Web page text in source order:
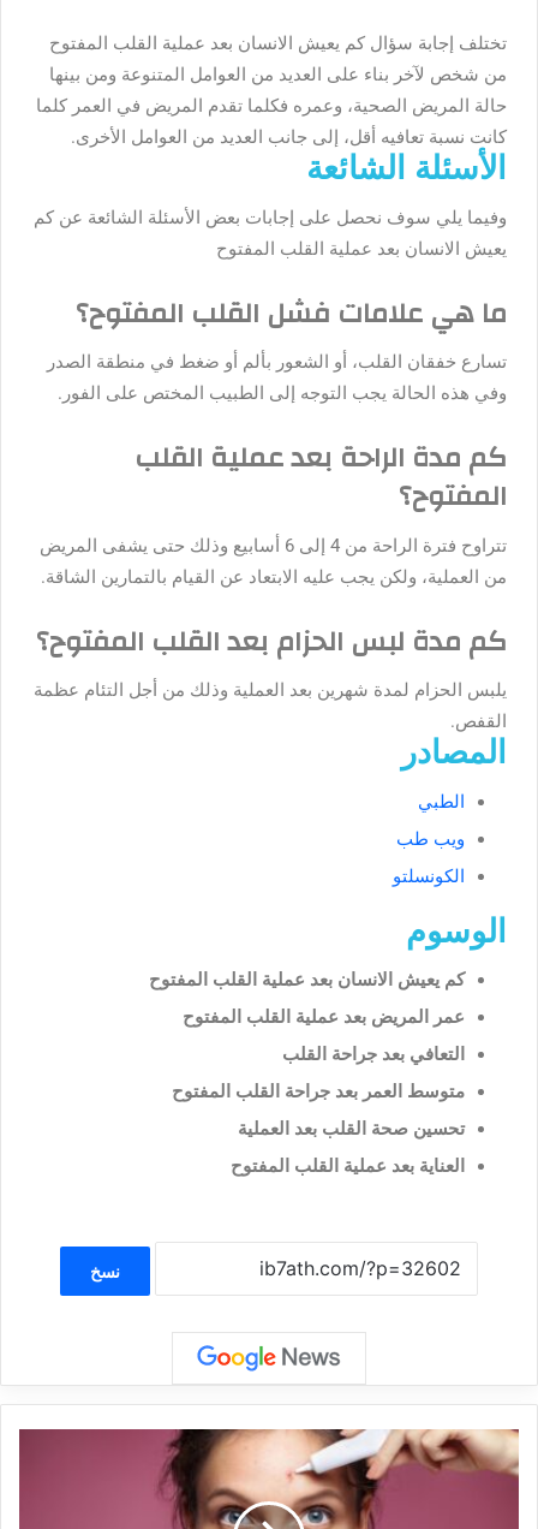
تختلف إجابة سؤال كم يعيش الانسان بعد عملية القلب المفتوح
من شخص لآخر بناء على العديد من العوامل المتنوعة ومن بينها
حالة المريض الصحية، وعمره فكلما تقدم المريض في العمر كلما
كانت نسبة تعافيه أقل، إلى جانب العديد من العوامل الأخرى.
الأسئلة الشائعة
وفيما يلي سوف نحصل على إجابات بعض الأسئلة الشائعة عن كم
يعيش الانسان بعد عملية القلب المفتوح
ما هي علامات فشل القلب المفتوح؟
تسارع خفقان القلب، أو الشعور بألم أو ضغط في منطقة الصدر
وفي هذه الحالة يجب التوجه إلى الطبيب المختص على الفور.
كم مدة الراحة بعد عملية القلب
المفتوح؟
تتراوح فترة الراحة من 4 إلى 6 أسابيع وذلك حتى يشفى المريض
من العملية، ولكن يجب عليه الابتعاد عن القيام بالتمارين الشاقة.
كم مدة لبس الحزام بعد القلب المفتوح؟
يلبس الحزام لمدة شهرين بعد العملية وذلك من أجل التئام عظمة
القفص.
المصادر
الطبي
ويب طب
الكونسلتو
الوسوم
كم يعيش الانسان بعد عملية القلب المفتوح
عمر المريض بعد عملية القلب المفتوح
التعافي بعد جراحة القلب
متوسط العمر بعد جراحة القلب المفتوح
تحسين صحة القلب بعد العملية
العناية بعد عملية القلب المفتوح
نسخ